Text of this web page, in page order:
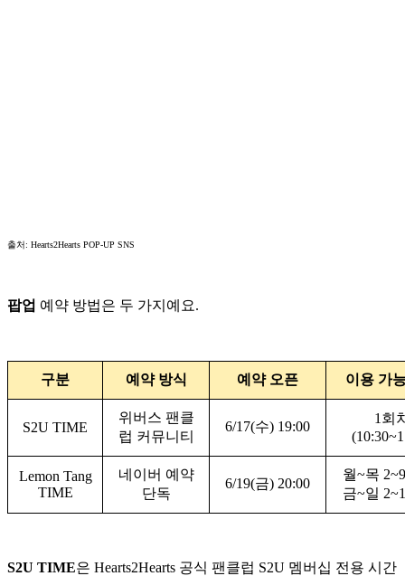
출처: Hearts2Hearts POP-UP SNS
팝업 예약 방법은 두 가지예요.
구분 예약 방식 예약 오픈 이용 가
S2U TIME
위버스 팬클
럽 커뮤니티
6/17(수) 19:00
1회
Lemon Tang
TIME
네이버 예약
단독
6/19(금) 20:00
월~목
금~일
S2U TIME은 Hearts2Hearts 공식 팬클럽 S2U 멤버십 전용 시간